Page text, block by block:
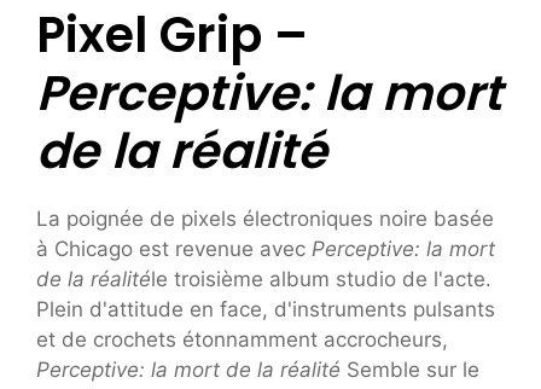
Pixel Grip –
Perceptive: la mort
de la réalité
La poignée de pixels électroniques noire basée
à Chicago est revenue avec Perceptive: la mort
de la réalitéle troisième album studio de l'acte.
Plein d'attitude en face, d'instruments pulsants
et de crochets étonnamment accrocheurs,
Perceptive: la mort de la réalité Semble sur le